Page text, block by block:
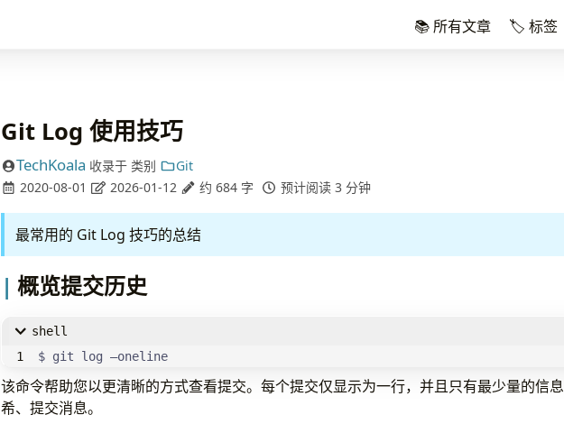
📚 所有文章 🏷️ 标签
Git Log 使用技巧
TechKoala 收录于 类别
Git
2020-08-01
2026-01-12 约 684 字 预计阅读 3 分钟
最常用的 Git Log 技巧的总结
概览提交历史
shell
$ git log —oneline
该命令帮助您以更清晰的方式查看提交。每个提交仅显示为一行，并且只有最少量的信
希、提交消息。